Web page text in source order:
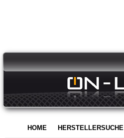
HOME HERSTELLERSUCHE